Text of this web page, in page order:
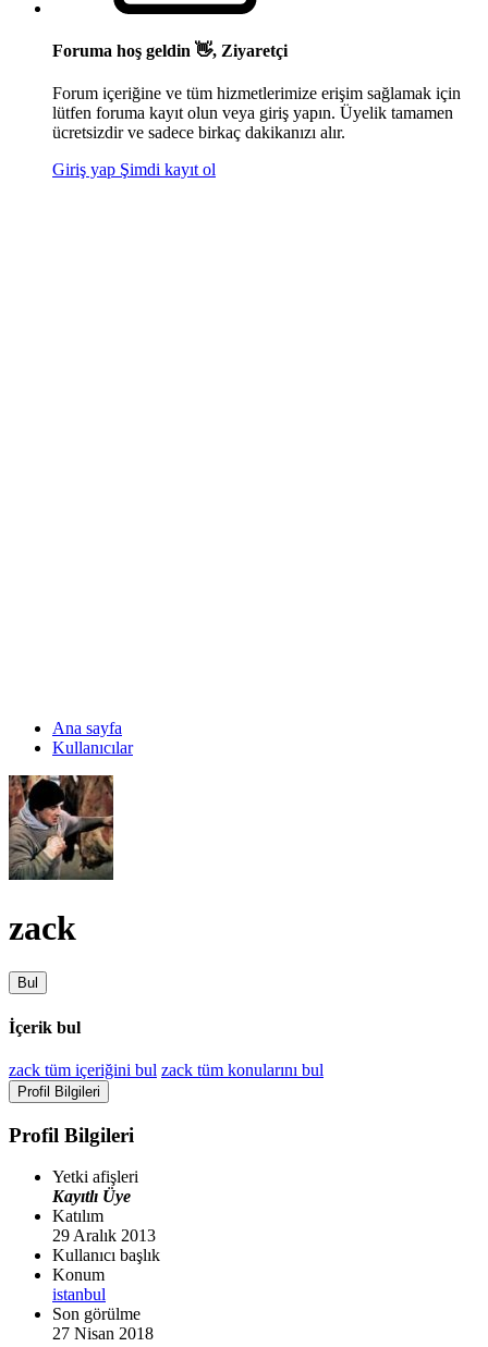
Foruma hoş geldin 👋, Ziyaretçi
Forum içeriğine ve tüm hizmetlerimize erişim sağlamak için
lütfen foruma kayıt olun veya giriş yapın. Üyelik tamamen
ücretsizdir ve sadece birkaç dakikanızı alır.
Giriş yap Şimdi kayıt ol
Ana sayfa
Kullanıcılar
zack
Bul
İçerik bul
zack tüm içeriğini bul zack tüm konularını bul
Profil Bilgileri
Profil Bilgileri
Yetki afişleri
Kayıtlı Üye
Katılım
29 Aralık 2013
Kullanıcı başlık
Konum
istanbul
Son görülme
27 Nisan 2018